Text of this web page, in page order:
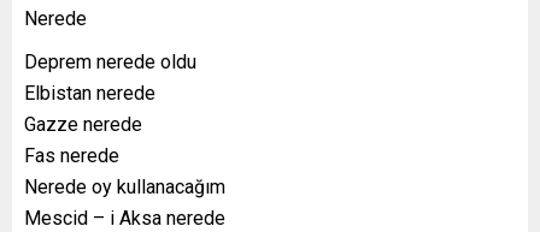
Nerede
Deprem nerede oldu
Elbistan nerede
Gazze nerede
Fas nerede
Nerede oy kullanacağım
Mescid – i Aksa nerede